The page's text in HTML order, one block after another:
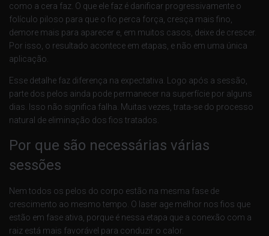
como a cera faz. O que ele faz é danificar progressivamente o
folículo piloso para que o fio perca força, cresça mais fino,
demore mais para aparecer e, em muitos casos, deixe de crescer.
Por isso, o resultado acontece em etapas, e não em uma única
aplicação.
Esse detalhe faz diferença na expectativa. Logo após a sessão,
parte dos pelos ainda pode permanecer na superfície por alguns
dias. Isso não significa falha. Muitas vezes, trata-se do processo
natural de eliminação dos fios tratados.
Por que são necessárias várias
sessões
Nem todos os pelos do corpo estão na mesma fase de
crescimento ao mesmo tempo. O laser age melhor nos fios que
estão em fase ativa, porque é nessa etapa que a conexão com a
raiz está mais favorável para conduzir o calor.